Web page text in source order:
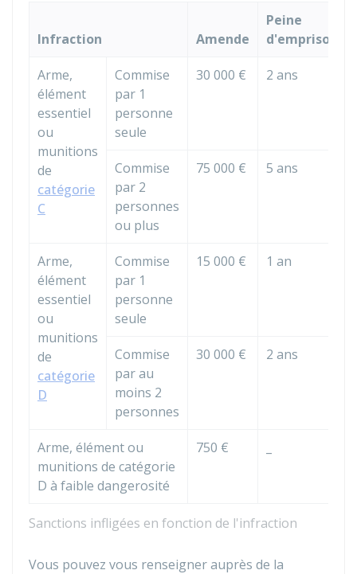
Sanctions infligées en fonction de l'infraction
Infraction Amende
Peine
Arme,
élément
essentiel
ou
munitions
de
catégorie
C
Commise
par 1
personne
seule
30 000 € 2 ans
Commise
par 2
personnes
ou plus
75 000 € 5 ans
Arme,
élément
essentiel
ou
munitions
de
catégorie
D
Commise
par 1
personne
seule
15 000 € 1 an
Commise
par au
moins 2
personnes
30 000 € 2 ans
Arme, élément ou
munitions de catégorie
D à faible dangerosité
750 €
Vous pouvez vous renseigner auprès de la